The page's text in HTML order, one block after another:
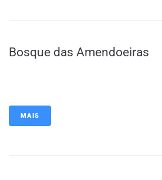
Bosque das Amendoeiras
MAIS